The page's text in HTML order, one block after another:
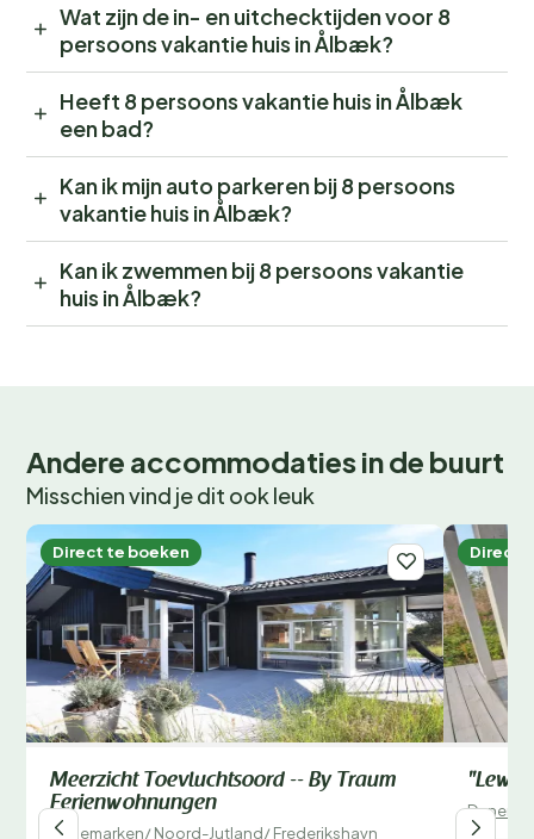
Wat zijn de in- en uitchecktijden voor 8
persoons vakantie huis in Ålbæk?
Heeft 8 persoons vakantie huis in Ålbæk
een bad?
Kan ik mijn auto parkeren bij 8 persoons
vakantie huis in Ålbæk?
Kan ik zwemmen bij 8 persoons vakantie
huis in Ålbæk?
Andere accommodaties in de buurt
Misschien vind je dit ook leuk
Direct te boeken
Meerzicht Toevluchtsoord -- By Traum
Ferienwohnungen
Denemarken/Noord-Jutland/Frederikshavn
Direct